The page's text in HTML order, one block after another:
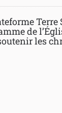
Terre
de
les